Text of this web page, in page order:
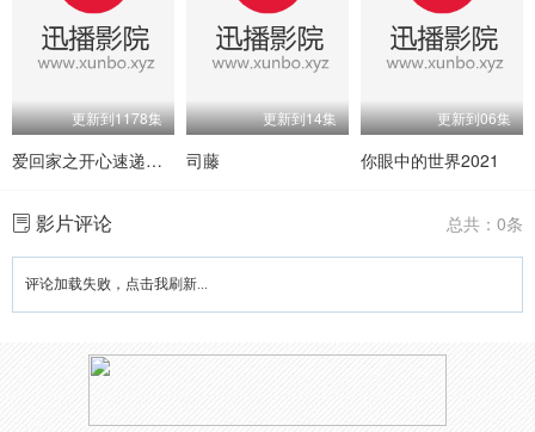
更新到1178集
爱回家之开心速递国语
更新到14集
司藤
更新到06集
你眼中的世界2021
总共：0条
影片评论
评论加载失败，点击我刷新...